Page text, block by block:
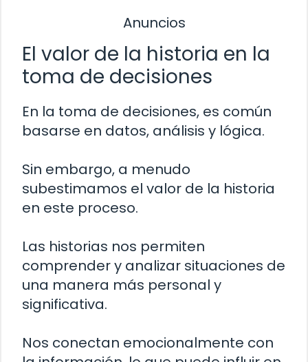
Anuncios
El valor de la historia en la
toma de decisiones
En la toma de decisiones, es común
basarse en datos, análisis y lógica.
Sin embargo, a menudo
subestimamos el valor de la historia
en este proceso.
Las historias nos permiten
comprender y analizar situaciones de
una manera más personal y
significativa.
Nos conectan emocionalmente con